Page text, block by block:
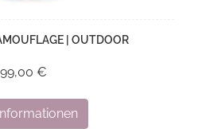
| OUTDOOR
€